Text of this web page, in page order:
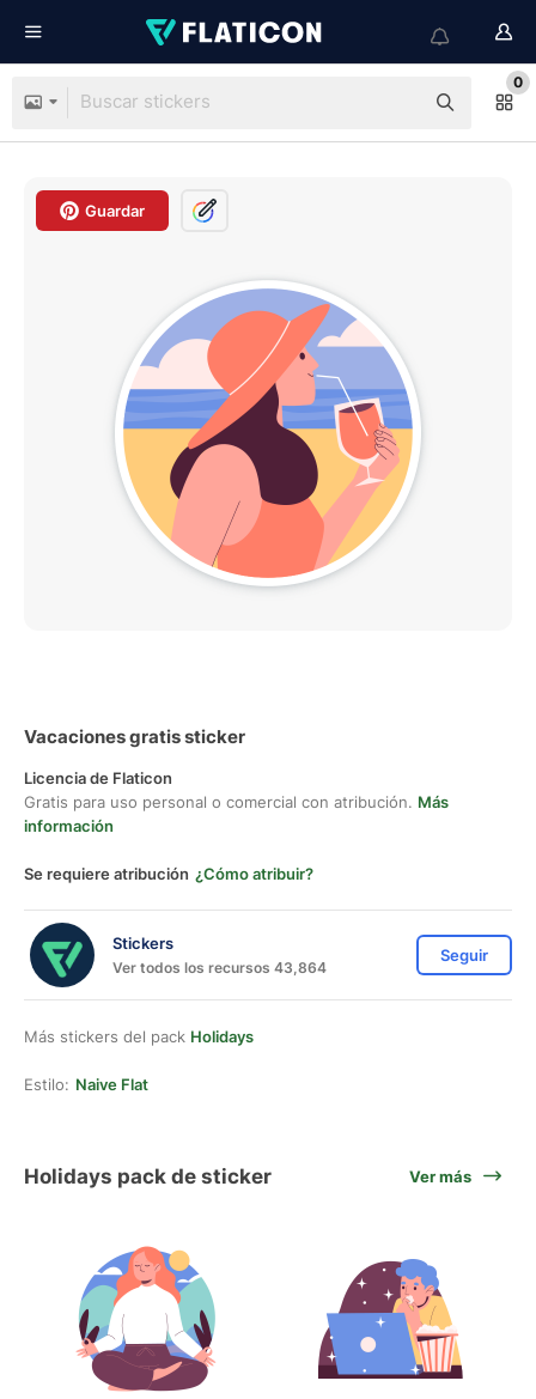
0
Guardar
Vacaciones gratis sticker
Licencia de Flaticon
Gratis para uso personal o comercial con atribución. Más
información
Se requiere atribución ¿Cómo atribuir?
Stickers
Ver todos los recursos 43,864
Seguir
Más stickers del pack Holidays
Estilo: Naive Flat
Holidays pack de sticker Ver más